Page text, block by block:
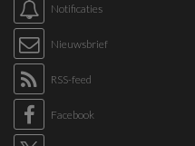
Notificaties
Nieuwsbrief
RSS-feed
Facebook